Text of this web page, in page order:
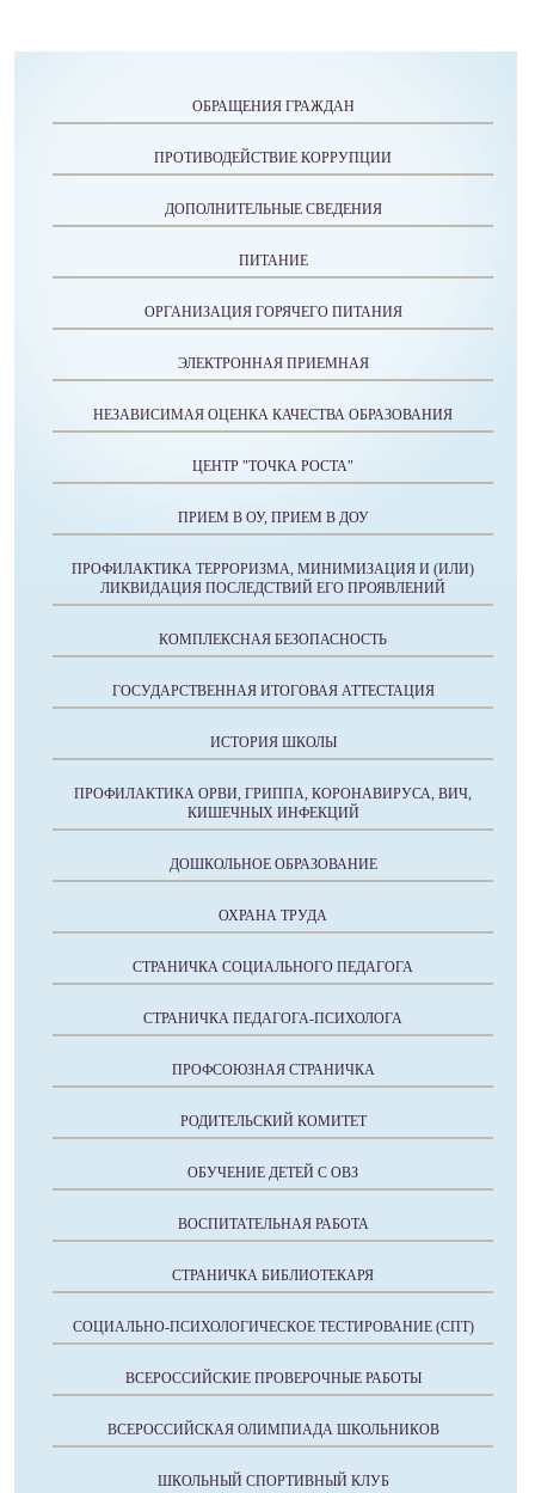
ОБРАЩЕНИЯ ГРАЖДАН
ПРОТИВОДЕЙСТВИЕ КОРРУПЦИИ
ДОПОЛНИТЕЛЬНЫЕ СВЕДЕНИЯ
ПИТАНИЕ
ОРГАНИЗАЦИЯ ГОРЯЧЕГО ПИТАНИЯ
ЭЛЕКТРОННАЯ ПРИЕМНАЯ
НЕЗАВИСИМАЯ ОЦЕНКА КАЧЕСТВА ОБРАЗОВАНИЯ
ЦЕНТР "ТОЧКА РОСТА"
ПРИЕМ В ОУ, ПРИЕМ В ДОУ
ПРОФИЛАКТИКА ТЕРРОРИЗМА, МИНИМИЗАЦИЯ И (ИЛИ)
ЛИКВИДАЦИЯ ПОСЛЕДСТВИЙ ЕГО ПРОЯВЛЕНИЙ
КОМПЛЕКСНАЯ БЕЗОПАСНОСТЬ
ГОСУДАРСТВЕННАЯ ИТОГОВАЯ АТТЕСТАЦИЯ
ИСТОРИЯ ШКОЛЫ
ПРОФИЛАКТИКА ОРВИ, ГРИППА, КОРОНАВИРУСА, ВИЧ,
КИШЕЧНЫХ ИНФЕКЦИЙ
ДОШКОЛЬНОЕ ОБРАЗОВАНИЕ
ОХРАНА ТРУДА
СТРАНИЧКА СОЦИАЛЬНОГО ПЕДАГОГА
СТРАНИЧКА ПЕДАГОГА-ПСИХОЛОГА
ПРОФСОЮЗНАЯ СТРАНИЧКА
РОДИТЕЛЬСКИЙ КОМИТЕТ
ОБУЧЕНИЕ ДЕТЕЙ С ОВЗ
ВОСПИТАТЕЛЬНАЯ РАБОТА
СТРАНИЧКА БИБЛИОТЕКАРЯ
СОЦИАЛЬНО-ПСИХОЛОГИЧЕСКОЕ ТЕСТИРОВАНИЕ (СПТ)
ВСЕРОССИЙСКИЕ ПРОВЕРОЧНЫЕ РАБОТЫ
ВСЕРОССИЙСКАЯ ОЛИМПИАДА ШКОЛЬНИКОВ
ШКОЛЬНЫЙ СПОРТИВНЫЙ КЛУБ